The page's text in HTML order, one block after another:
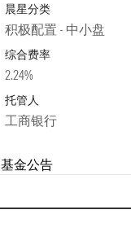
晨星分类
积极配置 - 中小盘
综合费率
2.24%
托管人
工商银行
基金公告